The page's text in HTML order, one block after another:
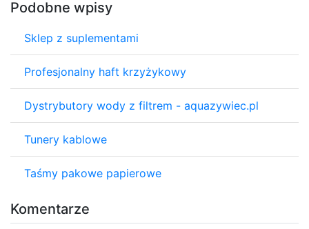
Podobne wpisy
Sklep z suplementami
Profesjonalny haft krzyżykowy
Dystrybutory wody z filtrem - aquazywiec.pl
Tunery kablowe
Taśmy pakowe papierowe
Komentarze